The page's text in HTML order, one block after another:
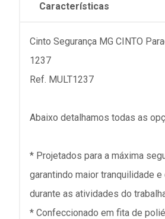
Características
Cinto Segurança MG CINTO
1237
Ref. MULT1237
Abaixo detalhamos todas as
* Projetados para a máxima
garantindo maior tranquilidade
durante as atividades do
* Confeccionado em fita de